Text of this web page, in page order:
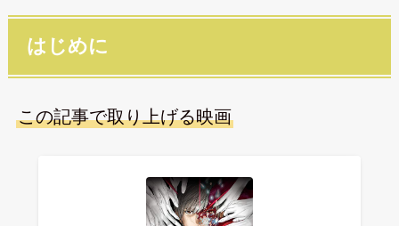
はじめに
この記事で取り上げる映画